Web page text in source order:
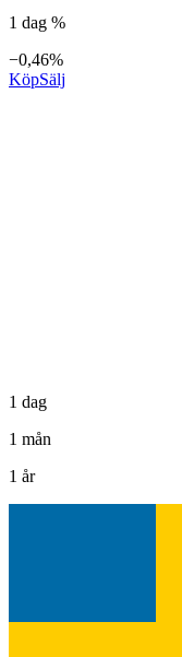
1 dag %
−0,46%
KöpSälj
1 dag
1 mån
1 år